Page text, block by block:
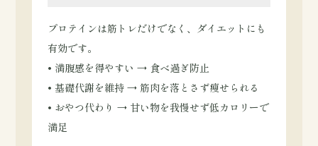
プロテインは筋トレだけでなく、ダイエットにも
有効です。
• 満腹感を得やすい → 食べ過ぎ防止
• 基礎代謝を維持 → 筋肉を落とさず痩せられる
• おやつ代わり → 甘い物を我慢せず低カロリーで
満足